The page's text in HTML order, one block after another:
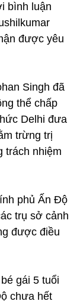
bình luận
được yêu
Singh đã
thể chấp
Delhi đưa
trừng trị
trách nhiệm
phủ Ấn Độ
trụ sở cảnh
được điều
gái 5 tuổi
chưa hết